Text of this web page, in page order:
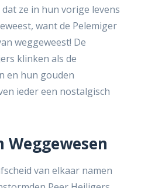
ze in hun vorige levens
want de Pelemiger
weggeweest! De
klinken als de
en hun gouden
ieder een nostalgisch
van elkaar namen